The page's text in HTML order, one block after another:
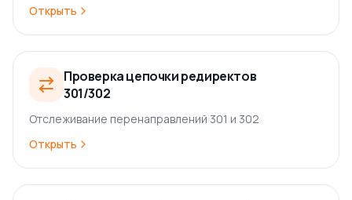
Открыть
Проверка цепочки редиректов
301/302
Отслеживание перенаправлений 301 и 302
Открыть